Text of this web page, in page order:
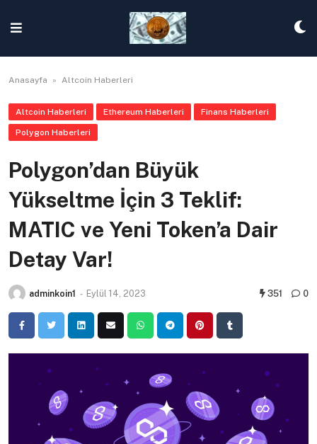
content
Anasayfa » Altcoin Haberleri
Altcoin Haberleri Ethereum Haberleri Finans Haberleri
Polygon Haberleri
Polygon’dan Büyük
Yükseltme İçin 3 Teklif:
MATIC ve Yeni Token’a Dair
Detay Var!
adminkoin1 - Eylül 14, 2023 351 0